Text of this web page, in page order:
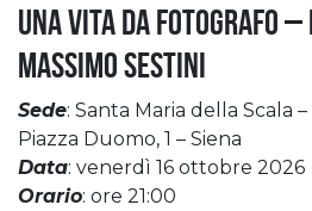
Una vita da fotografo
Massimo Sestini
Sede: Santa Maria della Scala –
Piazza Duomo, 1 – Siena
Data: venerdì 16 ottobre 2026
Orario: ore 21:00